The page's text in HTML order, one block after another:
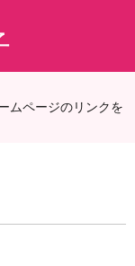
ムページのリンクを